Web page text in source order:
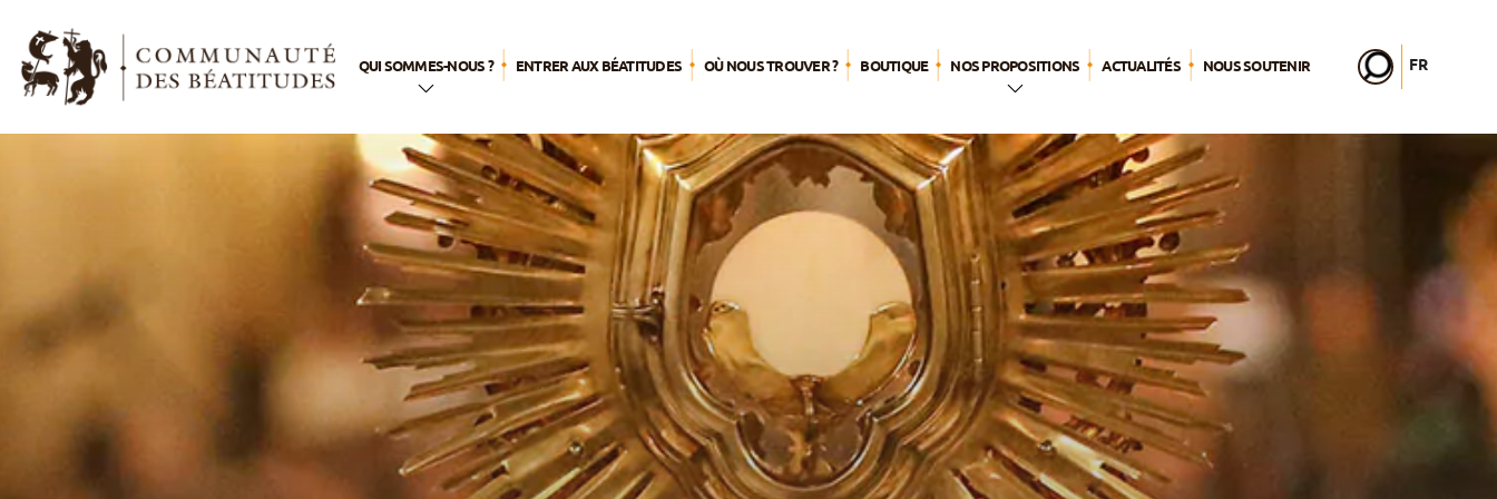
QUI SOMMES-NOUS ?
En quelques mots
Notre nom
Notre histoire
Notre appel
Notre spiritualité
Notre vie
apostolique
La famille
Béatitudes
ENTRER AUX BÉATITUDES OÙ NOUS TROUVER ? BOUTIQUE NOS PROPOSITIONS
L’été 2026
Agenda
Par public
Pèlerinages
S’engager –
missions
Nourrir sa vie
spirituelle
Du temps pour Dieu
ACTUALITÉS NOUS SOUTENIR
FR